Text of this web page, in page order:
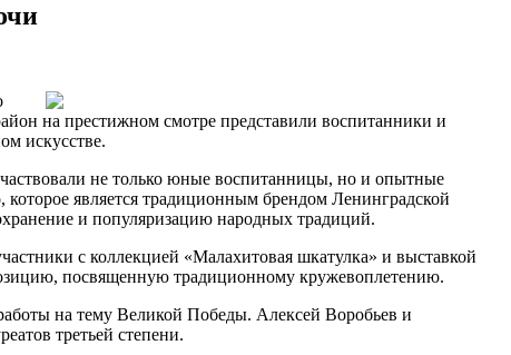
на престижном смотре представили воспитанники и
искусстве.
не только юные воспитанницы, но и опытные
является традиционным брендом Ленинградской
и популяризацию народных традиций.
с коллекцией «Малахитовая шкатулка» и выставкой
посвященную традиционному кружевоплетению.
на тему Великой Победы. Алексей Воробьев и
третьей степени.